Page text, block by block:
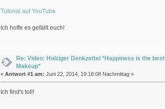
Tutorial auf YouTube
Ich hoffe es gefällt euch!
Re: Video: Holziger Denkzettel *Happiness is the best
Makeup*
« Antwort #1 am: Juni 22, 2014, 19:18:08 Nachmittag »
Ich find's toll!